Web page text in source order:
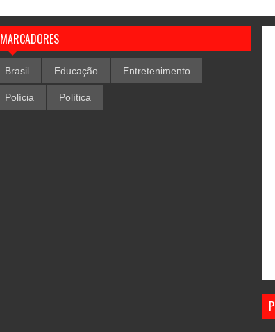
MARCADORES
Brasil Educação Entretenimento
Polícia Política